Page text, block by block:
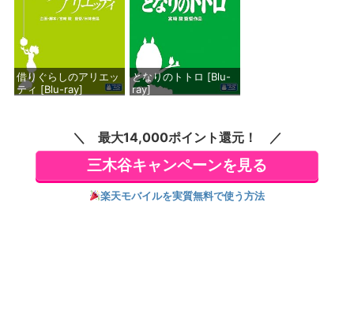
価格：¥8,800
借りぐらしのアリエッ
ティ [Blu-ray]
となりのトトロ [Blu-
ray]
最大14,000ポイント還元！
三木谷キャンペーンを見る
楽天モバイルを実質無料で使う方法